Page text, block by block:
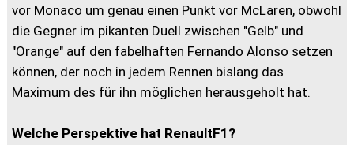
vor Monaco um genau einen Punkt vor McLaren, obwohl
die Gegner im pikanten Duell zwischen "Gelb" und
"Orange" auf den fabelhaften Fernando Alonso setzen
können, der noch in jedem Rennen bislang das
Maximum des für ihn möglichen herausgeholt hat.
Welche Perspektive hat RenaultF1?